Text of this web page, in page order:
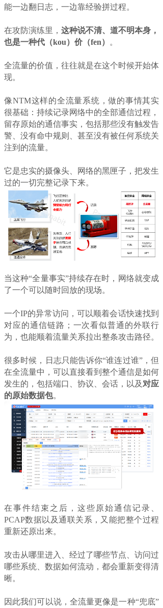
能一边翻日志，一边靠经验拼过程。
在攻防演练里， 这种说不清、道不明本身，
也是一种代（kou）价（fen）
。
全流量的价值，往往就是在这个时候开始体
现。
像NTM这样的全流量系统，做的事情其实
很基础：持续记录网络中的全部通信过程，
留存原始的通信事实，包括那些没有触发告
警、没有命中规则、甚至没有被任何系统关
注到的流量。
它是忠实的摄像头、网络的黑匣子，把发生
过的一切完整记录下来。
当这种“全量事实”持续存在时，网络就变成
了一个可以随时回放的现场。
一个IP的异常访问，可以顺着会话快速找到
对应的通信链路；一次看似普通的外联行
为，也能顺着流量关系拉出整条攻击路径。
很多时候，日志只能告诉你“谁连过谁”，但
在全流量中，可以直接看到整个通信是如何
发生的，包括端口、协议、会话，以及 对应
的原始数据包。
在事件结束之后，这些原始通信记录、
PCAP数据以及通联关系，又能把整个过程
重新还原出来。
攻击从哪里进入、经过了哪些节点、访问过
哪些系统、数据如何流动，都会重新变得清
晰。
因此我们可以说，全流量更像是一种“兜底”